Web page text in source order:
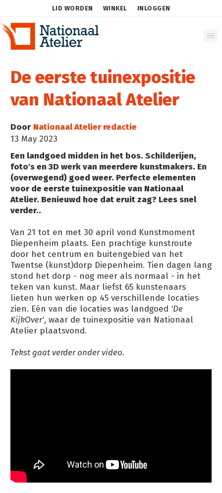
LID WORDEN WINKEL INLOGGEN
De eerste tuinexpositie
van Nationaal Atelier
Door Nationaal Atelier redactie
13 May 2023
Een landgoed midden in het bos. Schilderijen,
foto's en 3D werk van meerdere kunstmakers. En
(overwegend) goed weer. Perfecte elementen
voor de eerste tuinexpositie van Nationaal
Atelier. Benieuwd hoe dat eruit zag? Lees snel
verder..
Van 21 tot en met 30 april vond Kunstmoment
Diepenheim plaats. Een prachtige kunstroute
door het centrum en buitengebied van het
Twentse (kunst)dorp Diepenheim. Tien dagen lang
stond het dorp - nog meer als normaal - in het
teken van kunst. Maar liefst 65 kunstenaars
lieten hun werken op 45 verschillende locaties
zien. Eén van die locaties was landgoed 'De
KijkOver', waar de tuinexpositie van Nationaal
Atelier plaatsvond.
Tekst gaat verder onder video.